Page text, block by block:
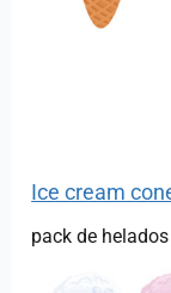
Ice cream
pack de